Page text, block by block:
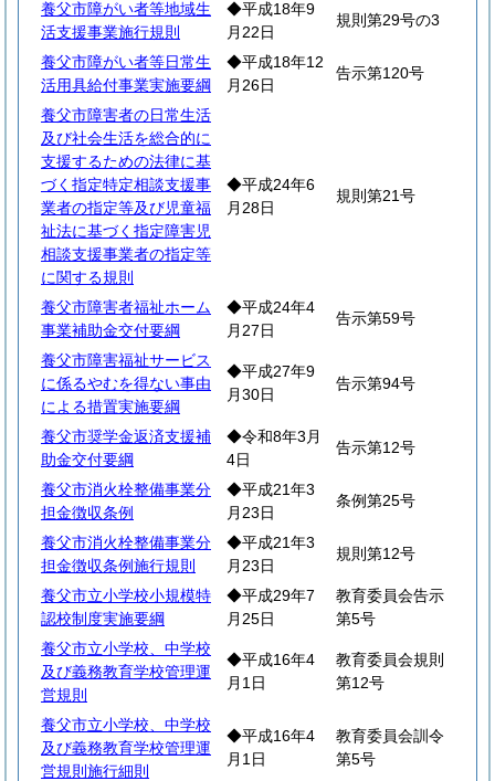
養父市障がい者等地域生
活支援事業施行規則
◆平成18年9
月22日
規則第29号の3
養父市障がい者等日常生
活用具給付事業実施要綱
◆平成18年12
月26日
告示第120号
養父市障害者の日常生活
及び社会生活を総合的に
支援するための法律に基
づく指定特定相談支援事
業者の指定等及び児童福
祉法に基づく指定障害児
相談支援事業者の指定等
に関する規則
◆平成24年6
月28日
規則第21号
養父市障害者福祉ホーム
事業補助金交付要綱
◆平成24年4
月27日
告示第59号
養父市障害福祉サービス
に係るやむを得ない事由
による措置実施要綱
◆平成27年9
月30日
告示第94号
養父市奨学金返済支援補
助金交付要綱
◆令和8年3月
4日
告示第12号
養父市消火栓整備事業分
担金徴収条例
◆平成21年3
月23日
条例第25号
養父市消火栓整備事業分
担金徴収条例施行規則
◆平成21年3
月23日
規則第12号
養父市立小学校小規模特
認校制度実施要綱
◆平成29年7
月25日
教育委員会告示
第5号
養父市立小学校、中学校
及び義務教育学校管理運
営規則
◆平成16年4
月1日
教育委員会規則
第12号
養父市立小学校、中学校
及び義務教育学校管理運
営規則施行細則
◆平成16年4
月1日
教育委員会訓令
第5号